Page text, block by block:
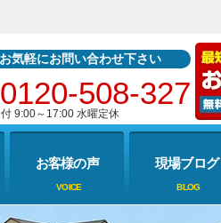
お気軽にお問い合わせ下さい
0120-508-327
9:00～17:00 水曜定休
お客様の声 現場ブログ